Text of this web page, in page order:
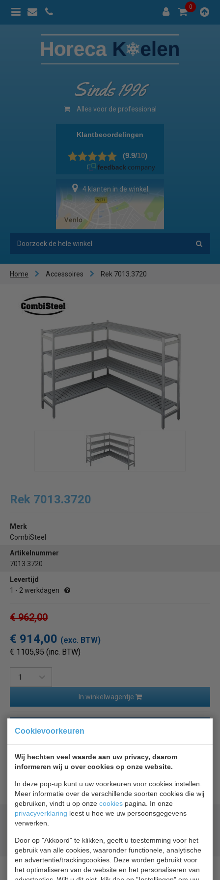
Cookievoorkeuren
Wij hechten veel waarde aan uw privacy, daarom
informeren wij u over cookies op onze website.
In deze pop-up kunt u uw voorkeuren voor cookies instellen.
Meer informatie over de verschillende soorten cookies die wij
gebruiken, vindt u op onze cookies pagina. In onze
privacyverklaring leest u hoe we uw persoonsgegevens
verwerken.
Door op "Akkoord" te klikken, geeft u toestemming voor het
gebruik van alle cookies, waaronder functionele, analytische
en advertentie/trackingcookies. Deze worden gebruikt voor
het optimaliseren van de website en het personaliseren van
0
Sinds 1996
Alles voor de professional
4 klanten in de winkel
Home Accessoires Rek 7013.3720
Rek 7013.3720
Merk
CombiSteel
Artikelnummer
7013.3720
Levertijd
1 - 2 werkdagen
€ 962,00
€ 914,00 (exc. BTW)
€ 1105,95 (inc. BTW)
In winkelwagentje
Terug naar overzicht
Beschrijving Specificaties
Geld terug
prijsgarantie
Gratis verzending vanaf € 200,00